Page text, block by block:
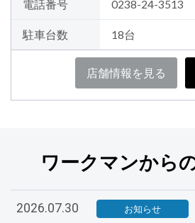
電話番号 0238-24-3513
駐車台数 18台
店舗情報を見る
ワークマンから
2026.07.30 お知らせ